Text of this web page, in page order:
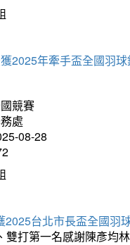
2025年牽手盃全國羽
競賽
處
08-28
2025台北市長盃全國羽
雙打第一名感謝陳彥均